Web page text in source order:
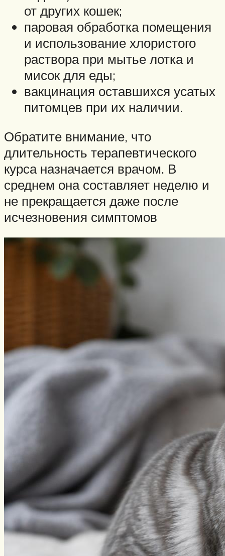
от других кошек;
паровая обработка помещения
и использование хлористого
раствора при мытье лотка и
мисок для еды;
вакцинация оставшихся усатых
питомцев при их наличии.
Обратите внимание, что
длительность терапевтического
курса назначается врачом. В
среднем она составляет неделю и
не прекращается даже после
исчезновения симптомов